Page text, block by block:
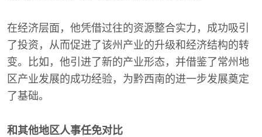
在经济层面，他凭借过往的资源整合实力，成功吸引
了投资，从而促进了该州产业的升级和经济结构的转
变。比如，他引进了新的产业形态，并借鉴了常州地
区产业发展的成功经验，为黔西南的进一步发展奠定
了基础。
和其他地区人事任免对比